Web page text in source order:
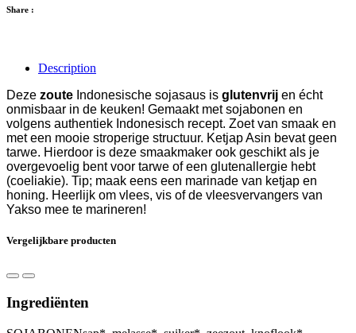
Share :
Description
Deze zoute Indonesische sojasaus is glutenvrij en écht
onmisbaar in de keuken! Gemaakt met sojabonen en
volgens authentiek Indonesisch recept. Zoet van smaak en
met een mooie stroperige structuur. Ketjap Asin bevat geen
tarwe. Hierdoor is deze smaakmaker ook geschikt als je
overgevoelig bent voor tarwe of een glutenallergie hebt
(coeliakie). Tip; maak eens een marinade van ketjap en
honing. Heerlijk om vlees, vis of de vleesvervangers van
Yakso mee te marineren!
Vergelijkbare producten
Ingrediënten